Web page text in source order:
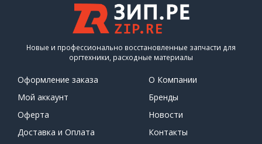
Новые и профессионально восстановленные запчасти для
оргтехники, расходные материалы
Оформление заказа
Мой аккаунт
Оферта
Доставка и Оплата
О Компании
Бренды
Новости
Контакты